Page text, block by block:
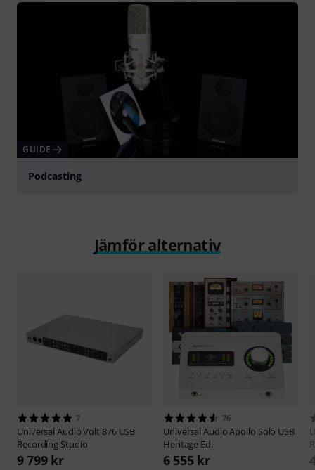
GUIDE
Podcasting
Jämför alternativ
7
Universal AudioVolt 876 USB
Recording Studio
9 799 kr
76
Universal AudioApollo Solo USB
Heritage Ed.
6 555 kr